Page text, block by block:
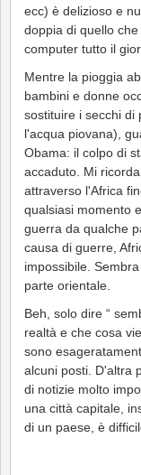
ecc) è delizioso e
doppia di quello
computer tutto il
Mentre la pioggia
bambini e donne
sostituire i secchi di
l'acqua piovana),
Obama: il colpo di
accaduto. Mi
attraverso l'Africa
qualsiasi momento
guerra da qualche
causa di guerre,
impossibile.
parte orientale.
Beh, solo dire “
realtà e che cosa
sono
alcuni posti. D'altra
di notizie molto
una città capitale,
di un paese, è